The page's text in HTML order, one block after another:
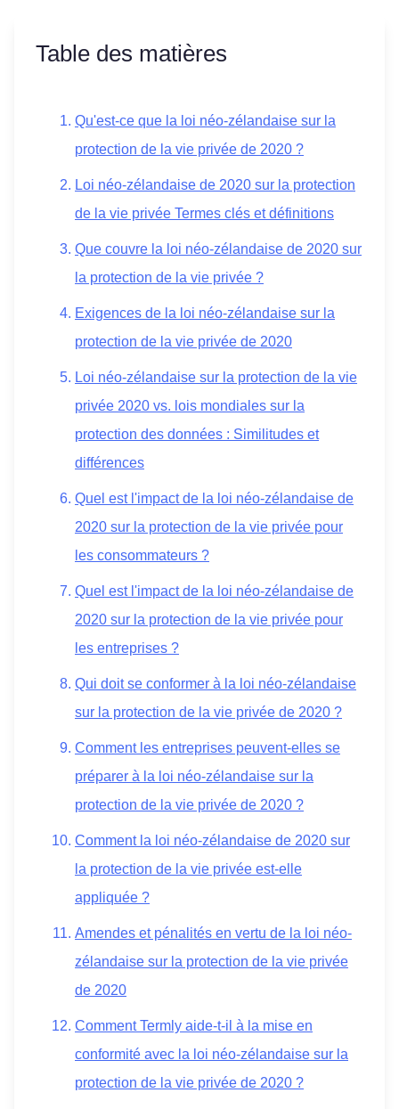
Table des matières
Qu'est-ce que la loi néo-zélandaise sur la
protection de la vie privée de 2020 ?
Loi néo-zélandaise de 2020 sur la protection
de la vie privée Termes clés et définitions
Que couvre la loi néo-zélandaise de 2020 sur
la protection de la vie privée ?
Exigences de la loi néo-zélandaise sur la
protection de la vie privée de 2020
Loi néo-zélandaise sur la protection de la vie
privée 2020 vs. lois mondiales sur la
protection des données : Similitudes et
différences
Quel est l'impact de la loi néo-zélandaise de
2020 sur la protection de la vie privée pour
les consommateurs ?
Quel est l'impact de la loi néo-zélandaise de
2020 sur la protection de la vie privée pour
les entreprises ?
Qui doit se conformer à la loi néo-zélandaise
sur la protection de la vie privée de 2020 ?
Comment les entreprises peuvent-elles se
préparer à la loi néo-zélandaise sur la
protection de la vie privée de 2020 ?
Comment la loi néo-zélandaise de 2020 sur
la protection de la vie privée est-elle
appliquée ?
Amendes et pénalités en vertu de la loi néo-
zélandaise sur la protection de la vie privée
de 2020
Comment Termly aide-t-il à la mise en
conformité avec la loi néo-zélandaise sur la
protection de la vie privée de 2020 ?